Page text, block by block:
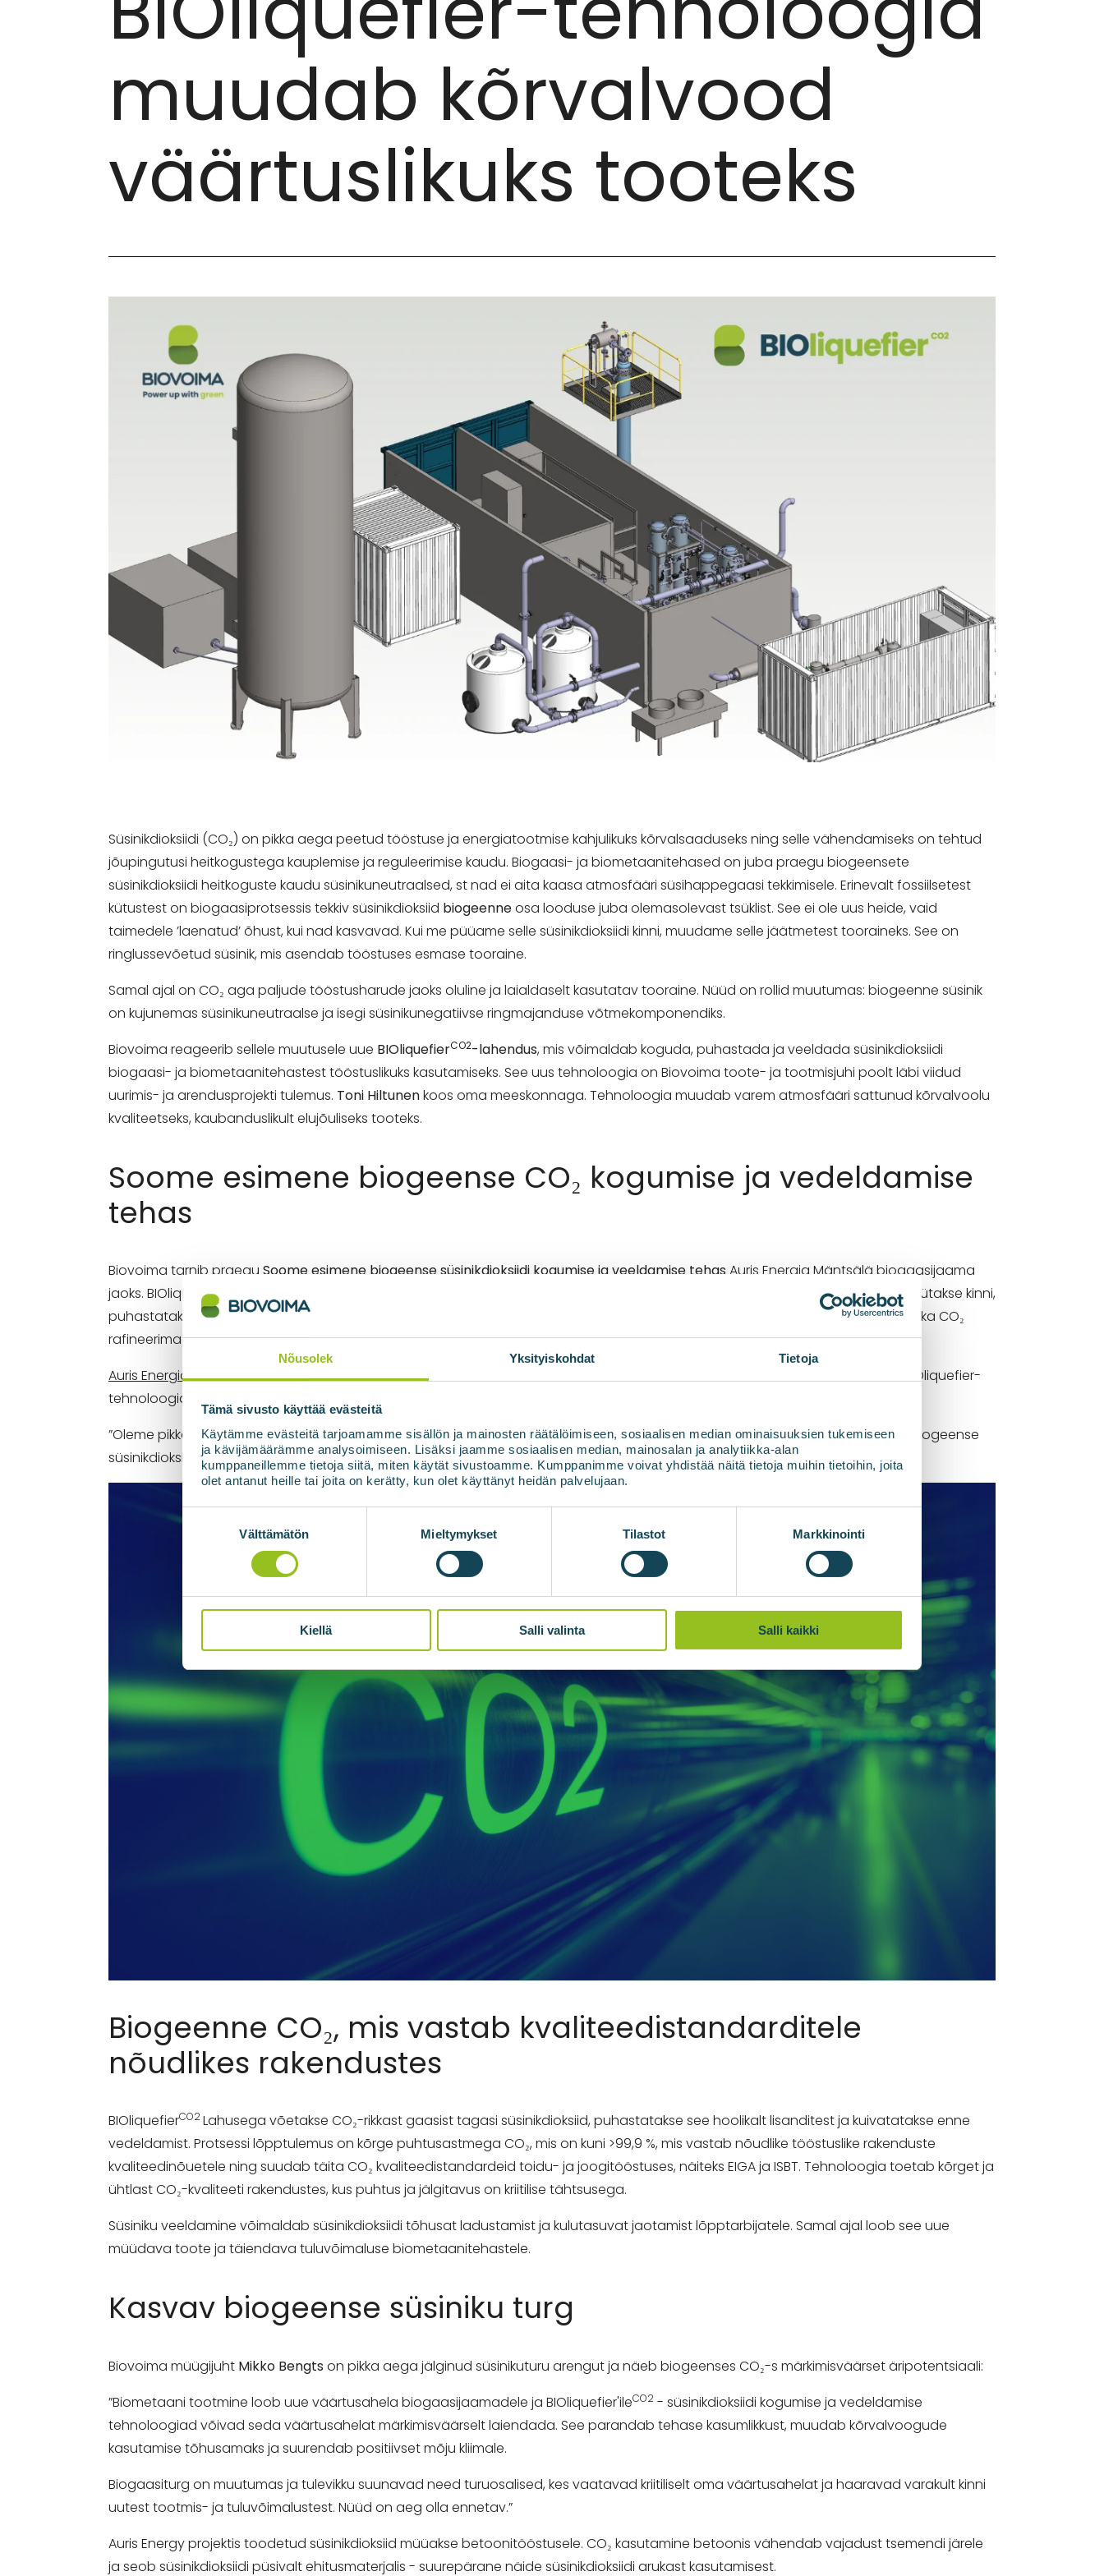
Nõusolek Yksityiskohdat Tietoja
Tämä sivusto käyttää evästeitä
Käytämme evästeitä tarjoamamme sisällön ja mainosten räätälöimiseen, sosiaalisen median ominaisuuksien tukemiseen
ja kävijämäärämme analysoimiseen. Lisäksi jaamme sosiaalisen median, mainosalan ja analytiikka-alan
kumppaneillemme tietoja siitä, miten käytät sivustoamme. Kumppanimme voivat yhdistää näitä tietoja muihin tietoihin, joita
olet antanut heille tai joita on kerätty, kun olet käyttänyt heidän palvelujaan.
Suostumuksen
Välttämätön Mieltymykset Tilastot Markkinointi
Kiellä Salli valinta Salli kaikki
muudab kõrvalvood
väärtuslikuks tooteks
Süsinikdioksiidi (CO₂) on pikka aega peetud tööstuse ja energiatootmise kahjulikuks kõrvalsaaduseks ning selle vähendamiseks on tehtud
jõupingutusi heitkogustega kauplemise ja reguleerimise kaudu. Biogaasi- ja biometaanitehased on juba praegu biogeensete
süsinikdioksiidi heitkoguste kaudu süsinikuneutraalsed, st nad ei aita kaasa atmosfääri süsihappegaasi tekkimisele. Erinevalt fossiilsetest
kütustest on biogaasiprotsessis tekkiv süsinikdioksiid biogeenneosa looduse juba olemasolevast tsüklist. See ei ole uus heide, vaid
taimedele ’laenatud’ õhust, kui nad kasvavad. Kui me püüame selle süsinikdioksiidi kinni, muudame selle jäätmetest tooraineks. See on
ringlussevõetud süsinik, mis asendab tööstuses esmase tooraine.
Samal ajal on CO₂ aga paljude tööstusharude jaoks oluline ja laialdaselt kasutatav tooraine. Nüüd on rollid muutumas: biogeenne süsinik
on kujunemas süsinikuneutraalse ja isegi süsinikunegatiivse ringmajanduse võtmekomponendiks.
Biovoima reageerib sellele muutusele uue BIOliquefierCO2-lahendus, mis võimaldab koguda, puhastada ja veeldada süsinikdioksiidi
biogaasi- ja biometaanitehastest tööstuslikuks kasutamiseks. See uus tehnoloogia on Biovoima toote- ja tootmisjuhi poolt läbi viidud
uurimis- ja arendusprojekti tulemus. Toni Hiltunenkoos oma meeskonnaga. Tehnoloogia muudab varem atmosfääri sattunud kõrvalvoolu
kvaliteetseks, kaubanduslikult elujõuliseks tooteks.
Soome esimene biogeense CO₂ kogumise ja vedeldamise
tehas
Biovoima tarnib praegu Soome esimene biogeense süsinikdioksiidi kogumise ja veeldamise tehas Auris Energia Mäntsälä biogaasijaama
jaoks. BIOliquefier integreeritakse biogaasi ümbertöötlemise protsessi. Biometaani rafineerimise käigus tekkiv süsihappegaas püütakse kinni,
puhastatakse ja veeldatakse, mis muudab selle sobivaks tööstuslikuks kasutamiseks ja tõhusaks logistikaks. Tehas on võimeline ka CO₂
rafineerima vastavalt toiduainetööstuse standarditele.
Auris Energia artikli kohaseltMäntsälä tehas hakkab tootma ligikaudu
, mida saab BIOliquefier-
tehnoloogia abil suunata tööstuslikuks kasutuseks, selle asemel et seda atmosfääri paisata.
”Oleme pikka aega arendanud süsinikdioksiidi negatiivset biometaani tootmisahelat. See projekt on suur läbimurre ja arendus biogeense
süsinikdioksiidi kogumisel ja kasutamisel tööstuslikus mastaabis,” ütles Biovoima tegevjuht.Eero Tilsala.
Biogeenne CO₂, mis vastab kvaliteedistandarditele
nõudlikes rakendustes
BIOliquefierCO2Lahusega võetakse CO₂-rikkast gaasist tagasi süsinikdioksiid, puhastatakse see hoolikalt lisanditest ja kuivatatakse enne
vedeldamist. Protsessi lõpptulemus on kõrge puhtusastmega CO₂, mis on kuni >99,9 %, mis vastab nõudlike tööstuslike rakenduste
kvaliteedinõuetele ning suudab täita CO₂ kvaliteedistandardeid toidu- ja joogitööstuses, näiteks EIGA ja ISBT. Tehnoloogia toetab kõrget ja
ühtlast CO₂-kvaliteeti rakendustes, kus puhtus ja jälgitavus on kriitilise tähtsusega.
Süsiniku veeldamine võimaldab süsinikdioksiidi tõhusat ladustamist ja kulutasuvat jaotamist lõpptarbijatele. Samal ajal loob see uue
müüdava toote ja täiendava tuluvõimaluse biometaanitehastele.
Kasvav biogeense süsiniku turg
Biovoima müügijuht Mikko Bengts on pikka aega jälginud süsinikuturu arengut ja näeb biogeenses CO₂-s märkimisväärset äripotentsiaali:
”Biometaani tootmine loob uue väärtusahela biogaasijaamadele ja BIOliquefier'ileCO2 - süsinikdioksiidi kogumise ja vedeldamise
tehnoloogiad võivad seda väärtusahelat märkimisväärselt laiendada. See parandab tehase kasumlikkust, muudab kõrvalvoogude
kasutamise tõhusamaks ja suurendab positiivset mõju kliimale.
Biogaasiturg on muutumas ja tulevikku suunavad need turuosalised, kes vaatavad kriitiliselt oma väärtusahelat ja haaravad varakult kinni
uutest tootmis- ja tuluvõimalustest. Nüüd on aeg olla ennetav.”
Auris Energy projektis toodetud süsinikdioksiid müüakse betoonitööstusele. CO₂ kasutamine betoonis vähendab vajadust tsemendi järele
ja seob süsinikdioksiidi püsivalt ehitusmaterjalis - suurepärane näide süsinikdioksiidi arukast kasutamisest.